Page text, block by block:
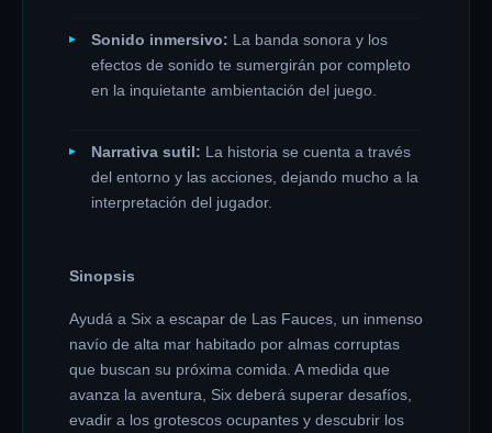
Sonido inmersivo: La banda sonora y los
efectos de sonido te sumergirán por completo
en la inquietante ambientación del juego.
Narrativa sutil: La historia se cuenta a través
del entorno y las acciones, dejando mucho a la
interpretación del jugador.
Sinopsis
Ayudá a Six a escapar de Las Fauces, un inmenso
navío de alta mar habitado por almas corruptas
que buscan su próxima comida. A medida que
avanza la aventura, Six deberá superar desafíos,
evadir a los grotescos ocupantes y descubrir los